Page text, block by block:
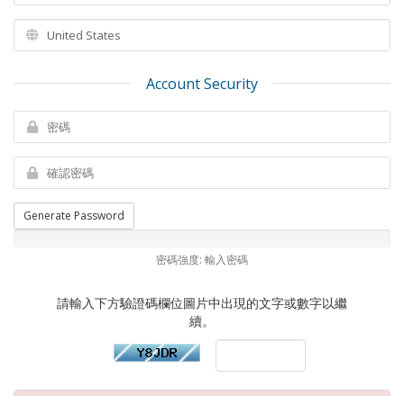
Account Security
Generate Password
密碼強度: 輸入密碼
請輸入下方驗證碼欄位圖片中出現的文字或數字以繼
續。